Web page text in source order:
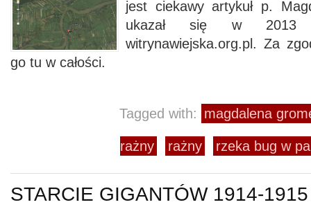
jest ciekawy artykuł p.
ukazał się w
witrynawiejska.org.pl. Za
go tu w całości.
Tagged with: magdalena
rażny rażny rzeka bug w
STARCIE GIGANTÓW 1914-1915